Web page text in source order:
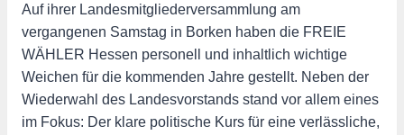
Auf ihrer Landesmitgliederversammlung am
vergangenen Samstag in Borken haben die FREIE
WÄHLER Hessen personell und inhaltlich wichtige
Weichen für die kommenden Jahre gestellt. Neben der
Wiederwahl des Landesvorstands stand vor allem eines
im Fokus: Der klare politische Kurs für eine verlässliche,